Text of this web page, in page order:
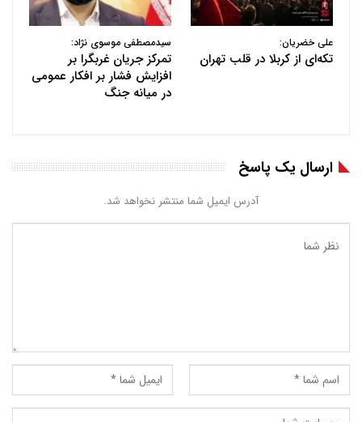
علی خضریان:
تکه‌ای از کربلا در قلب تهران
سیدمصطفی موسوی نژاد:
تمرکز جریان غربگرا بر
افزایش فشار بر افکار عمومی
در میانه جنگ
ارسال یک پاسخ
آدرس ایمیل شما منتشر نخواهد شد.